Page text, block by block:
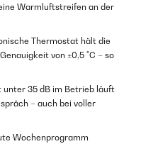
Warmluftstreifen an der
Thermostat hält die
von ±0,5 °C – so
unter 35 dB im Betrieb läuft
– auch bei voller
Wochenprogramm